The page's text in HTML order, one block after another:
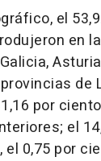
el
en
de
por
el
el 0,75 por